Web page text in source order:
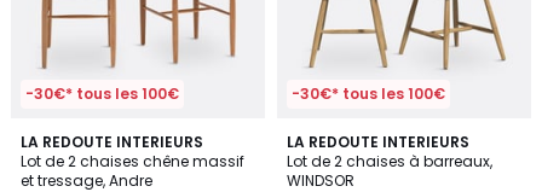
-30€* tous les 100€
LA REDOUTE INTERIEURS
Lot de 2 chaises chêne massif
et tressage, Andre
4,9
/ 5
-30€* tous les 100€
LA REDOUTE INTERIEURS
Lot de 2 chaises à barreaux,
WINDSOR
4,3
/ 5
4
Couleurs